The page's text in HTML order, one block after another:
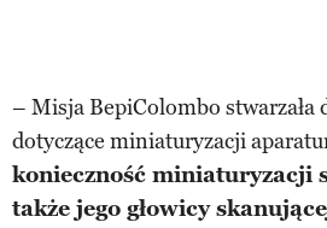
– Misja BepiColombo stwarzała
dotyczące miniaturyzacji
konieczność miniaturyzacji
także jego głowicy